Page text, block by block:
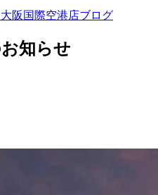
阪国際空港店ブログ
知らせ